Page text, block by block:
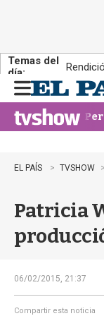
Temas del
día:
n
u
EL PAÍS TVSHOW
Patricia
06/02/2015, 21:37
Compartir esta noticia